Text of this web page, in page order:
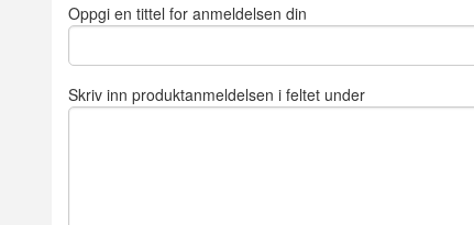
Oppgi en tittel for anmeldelsen din
Skriv inn produktanmeldelsen i feltet under